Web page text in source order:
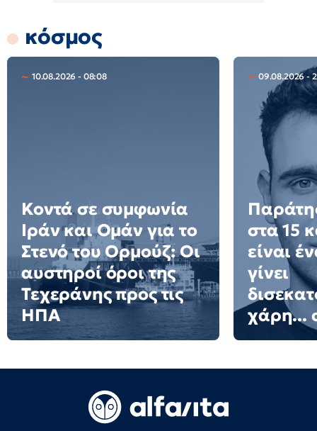
κόσμος
10.08.2026 - 08:08
Κοντά σε συμφωνία
Ιράν και Ομάν για το
Στενό του Ορμούζ: Οι
αυστηροί όροι της
Τεχεράνης προς τις
ΗΠΑ
09.08.2026 -
στα 15
είναι
γίνει
χάρη...